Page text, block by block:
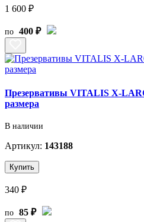
1 600 ₽
по 400 ₽
Презервативы VITALIS X-
размера
В наличии
Артикул: 143188
Купить
340 ₽
по 85 ₽